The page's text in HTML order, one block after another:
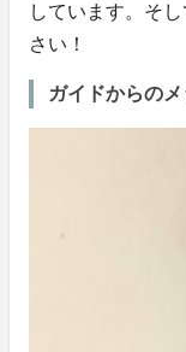
しています。そ
さい！
ガイドからの